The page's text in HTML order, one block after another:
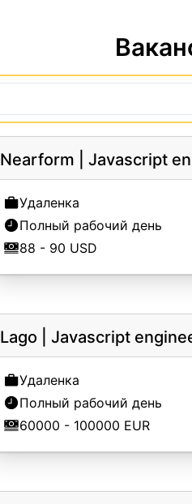
Nearform Javascript
Удаленка
Полный рабочий день
88 - 90 USD
Lago Javascript
Удаленка
Полный рабочий день
60000 - 100000 EUR